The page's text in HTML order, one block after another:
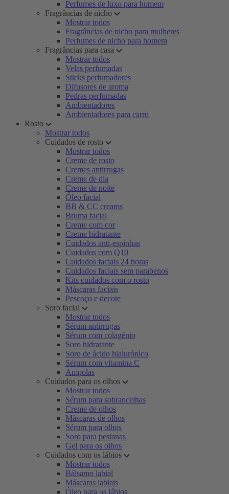
Perfumes de luxo para homem
Fragrâncias de nicho
Mostrar todos
Fragrâncias de nicho para mulheres
Perfumes de nicho para homem
Fragrâncias para casa
Mostrar todos
Velas perfumadas
Sticks perfumadores
Difusores de aroma
Pedras perfumadas
Ambientadores
Ambientadores para carro
Rosto
Mostrar todos
Cuidados de rosto
Mostrar todos
Creme de rosto
Cremes antirrugas
Creme de dia
Creme de noite
Óleo facial
BB & CC creams
Bruma facial
Creme com cor
Creme hidratante
Cuidados anti-espinhas
Cuidados com Q10
Cuidados faciais 24 horas
Cuidados faciais sem parabenos
Kits cuidados com o rosto
Máscaras faciais
Pescoço e decote
Soro facial
Mostrar todos
Sérum antirrugas
Sérum com colagénio
Soro hidratante
Soro de ácido hialurónico
Sérum com vitamina C
Ampolas
Cuidados para os olhos
Mostrar todos
Sérum para sobrancelhas
Creme de olhos
Máscaras de olhos
Sérum para olhos
Soro para pestanas
Gel para os olhos
Cuidados com os lábios
Mostrar todos
Bálsamo labial
Máscaras labiais
Óleo para os lábios